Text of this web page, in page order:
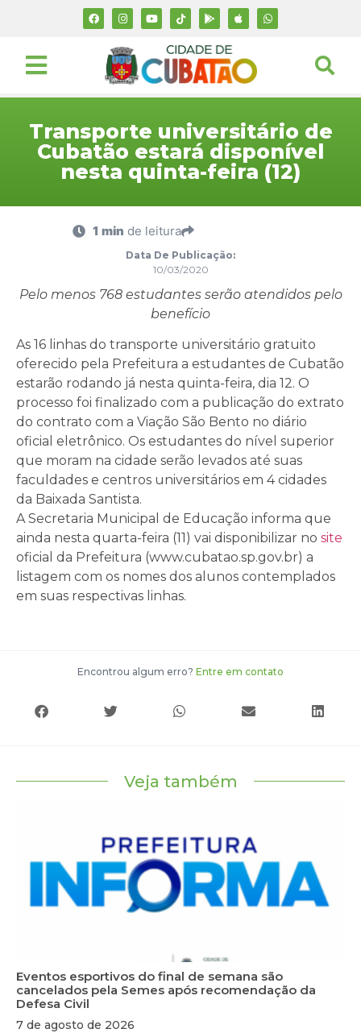
Transporte universitário de
Cubatão estará disponível
nesta quinta-feira (12)
1 min de leitura
Data De Publicação:
10/03/2020
Pelo menos 768 estudantes serão atendidos pelo
benefício
As 16 linhas do transporte universitário gratuito
oferecido pela Prefeitura a estudantes de Cubatão
estarão rodando já nesta quinta-feira, dia 12. O
processo foi finalizado com a publicação do extrato
do contrato com a Viação São Bento no diário
oficial eletrônico. Os estudantes do nível superior
que moram na cidade serão levados até suas
faculdades e centros universitários em 4 cidades
da Baixada Santista.
A Secretaria Municipal de Educação informa que
ainda nesta quarta-feira (11) vai disponibilizar no site
oficial da Prefeitura (www.cubatao.sp.gov.br) a
listagem com os nomes dos alunos contemplados
em suas respectivas linhas.
Encontrou algum erro? Entre em contato
Veja também
Eventos esportivos do final de semana são
cancelados pela Semes após recomendação da
Defesa Civil
7 de agosto de 2026